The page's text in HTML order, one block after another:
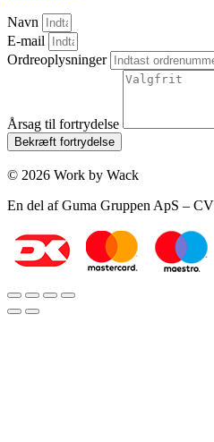
Navn
E-mail
Ordreoplysninger
Årsag til fortrydelse
Bekræft fortrydelse
© 2026 Work by Wack
En del af Guma Gruppen ApS –